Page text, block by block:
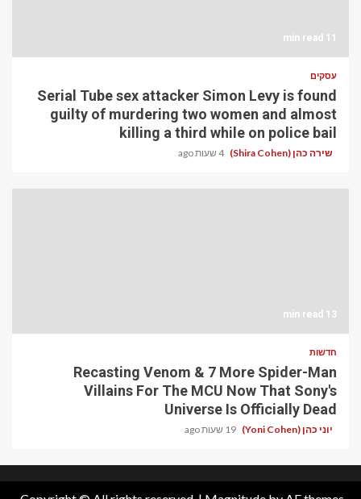
11 min read
עסקים
Serial Tube sex attacker Simon Levy is found
guilty of murdering two women and almost
killing a third while on police bail
שירה כהן (Shira Cohen) 4 שעות ago
13 min read
חדשות
Recasting Venom & 7 More Spider-Man
Villains For The MCU Now That Sony's
Universe Is Officially Dead
יוני כהן (Yoni Cohen) 19 שעות ago